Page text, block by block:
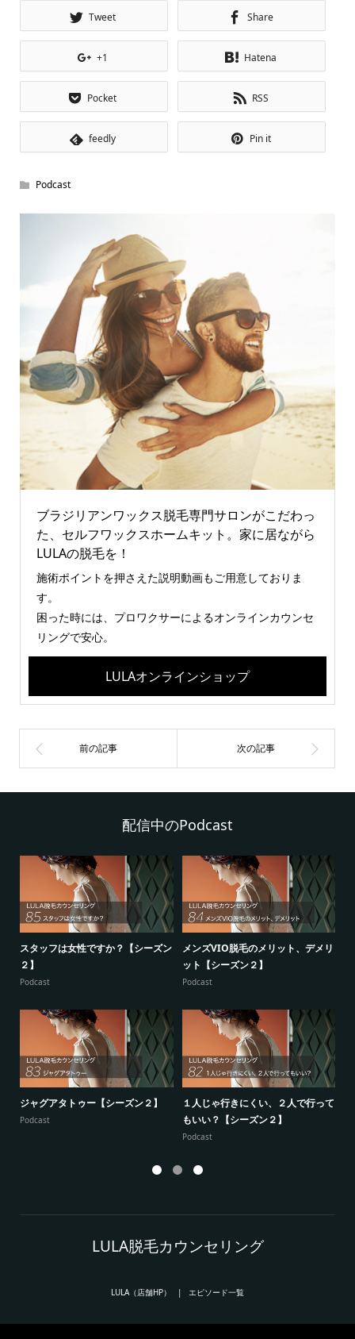
Tweet Share
+1 Hatena
Pocket RSS
feedly Pin it
Podcast
ブラジリアンワックス脱毛専門サロンがこだわっ
た、セルフワックスホームキット。家に居ながら
LULAの脱毛を！
施術ポイントを押さえた説明動画もご用意しておりま
す。
困った時には、プロワクサーによるオンラインカウンセ
リングで安心。
LULAオンラインショップ
配信中のPodcast
スタッフは女性ですか？【シーズン
２】
Podcast
メンズVIO脱毛のメリット、デメリ
ット【シーズン２】
Podcast
ジャグアタトゥー【シーズン２】
Podcast
１人じゃ行きにくい、２人で行って
もいい？【シーズン２】
Podcast
LULA脱毛カウンセリング
LULA（店舗HP） エピソード一覧